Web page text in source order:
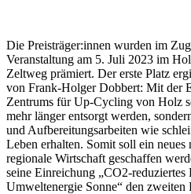
Die Preisträger:innen wurden im
Veranstaltung am 5. Juli 2023 im
Zeltweg prämiert. Der erste Platz
von Frank-Holger Dobbert: Mit der
Zentrums für Up-Cycling von Holz
mehr länger entsorgt werden,
und Aufbereitungsarbeiten wie
Leben erhalten. Somit soll ein
regionale Wirtschaft geschaffen
seine Einreichung „CO2-
Umweltenergie Sonne“ den zweiten